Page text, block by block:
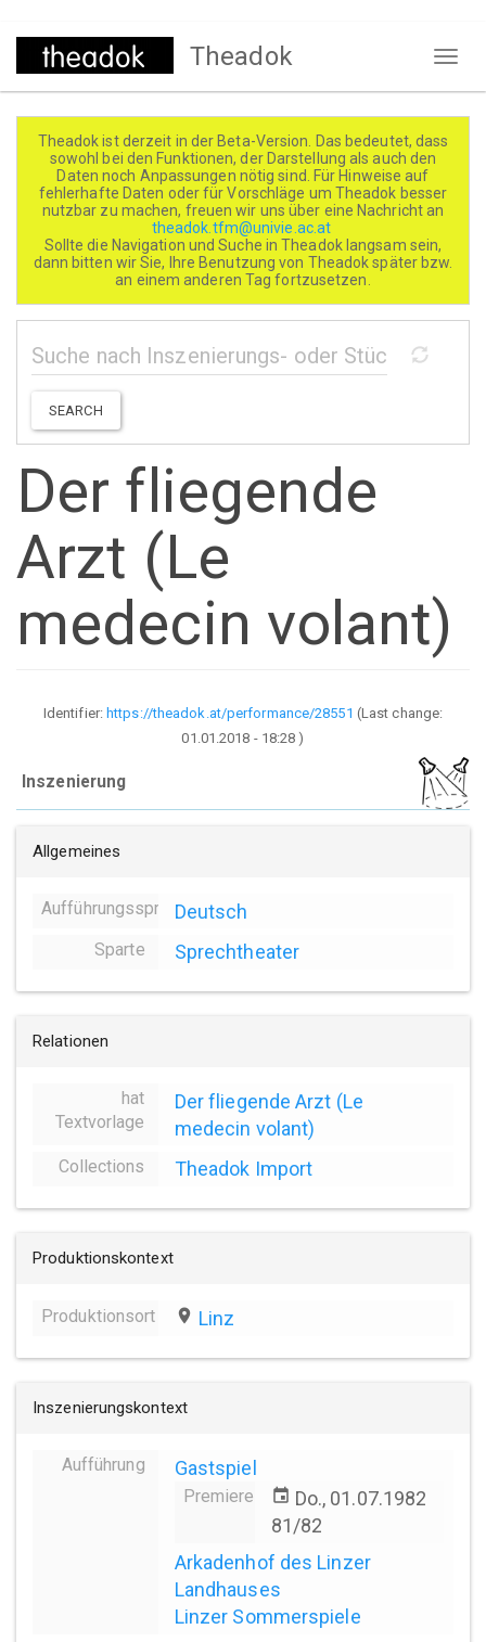
Direkt
Theadok
Theadok ist derzeit in der Beta-Version. Das bedeutet, dass
sowohl bei den Funktionen, der Darstellung als auch den
Daten noch Anpassungen nötig sind. Für Hinweise auf
fehlerhafte Daten oder für Vorschläge um Theadok besser
nutzbar zu machen, freuen wir uns über eine Nachricht an
theadok.tfm@univie.ac.at
Sollte die Navigation und Suche in Theadok langsam sein,
dann bitten wir Sie, Ihre Benutzung von Theadok später bzw.
an einem anderen Tag fortzusetzen.
SEARCH
Der fliegende
Arzt (Le
medecin volant)
Identifier:https://theadok.at/performance/28551 (Last change:
01.01.2018 - 18:28 )
Inszenierung
Allgemeines
AufführungsspracheDeutsch
Sparte Sprechtheater
Relationen
hat
Textvorlage
Der fliegende Arzt (Le
medecin volant)
Collections Theadok Import
Produktionskontext
Produktionsort place Linz
Inszenierungskontext
Aufführung Gastspiel
Premiere event Do., 01.07.1982
81/82
Arkadenhof des Linzer
Landhauses
Linzer Sommerspiele